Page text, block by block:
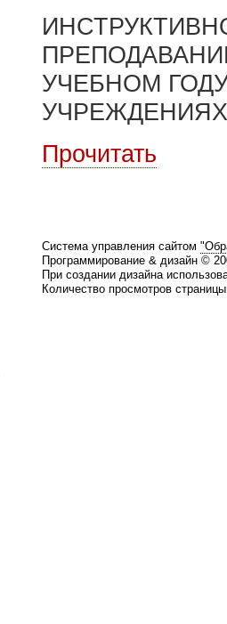
УЧЕБНОМ
Прочитать
Система управления сайтом
Программирование & дизайн ©
При создании дизайна
Количество просмотров